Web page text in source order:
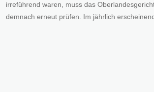
irreführend waren, muss das
demnach erneut prüfen. Im jährlich